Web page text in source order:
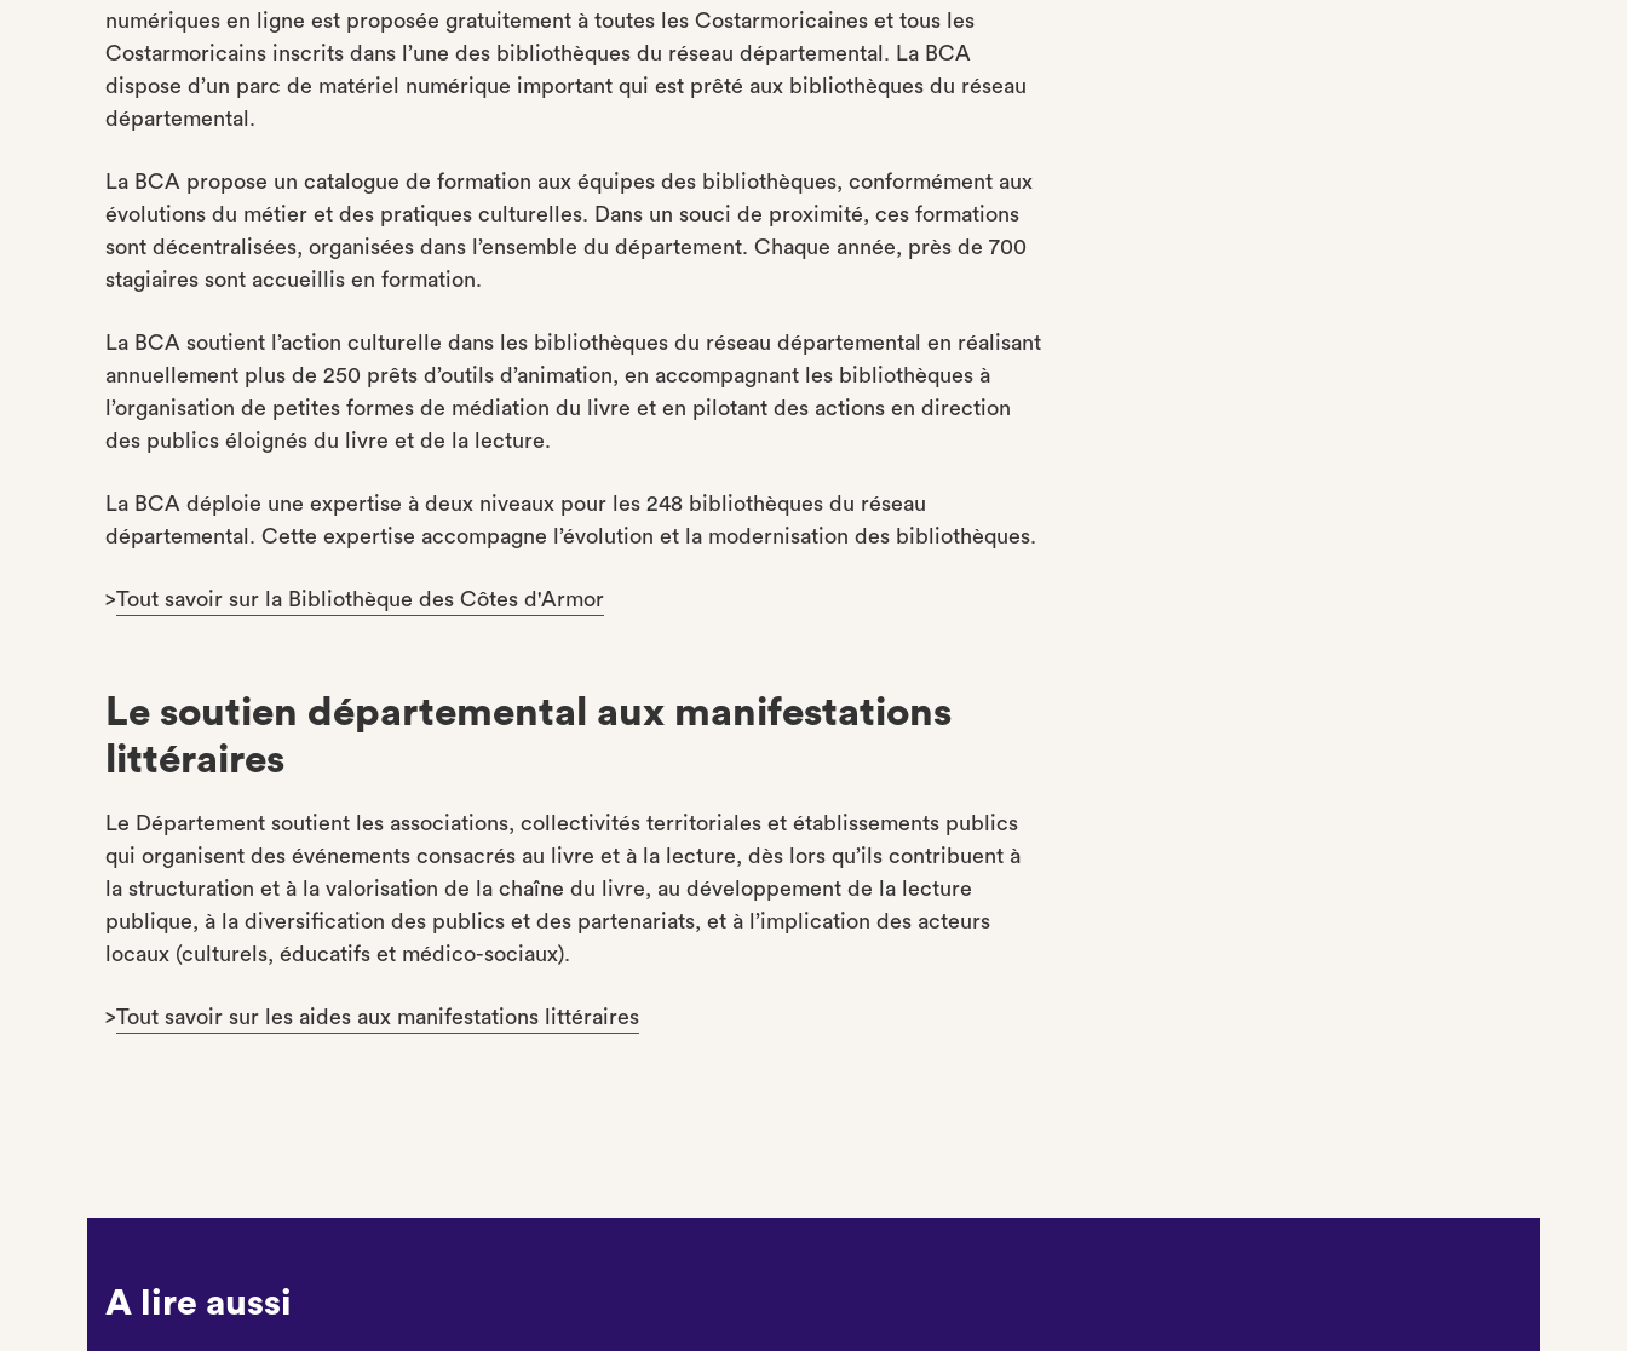
numériques en ligne est proposée gratuitement à toutes les Costarmoricaines et tous les
Costarmoricains inscrits dans l’une des bibliothèques du réseau départemental. La BCA
dispose d’un parc de matériel numérique important qui est prêté aux bibliothèques du réseau
départemental.
La BCA propose un catalogue de formation aux équipes des bibliothèques, conformément aux
évolutions du métier et des pratiques culturelles. Dans un souci de proximité, ces formations
sont décentralisées, organisées dans l’ensemble du département. Chaque année, près de 700
stagiaires sont accueillis en formation.
La BCA soutient l’action culturelle dans les bibliothèques du réseau départemental en réalisant
annuellement plus de 250 prêts d’outils d’animation, en accompagnant les bibliothèques à
l’organisation de petites formes de médiation du livre et en pilotant des actions en direction
des publics éloignés du livre et de la lecture.
La BCA déploie une expertise à deux niveaux pour les 248 bibliothèques du réseau
départemental. Cette expertise accompagne l’évolution et la modernisation des bibliothèques.
>Tout savoir sur la Bibliothèque des Côtes d'Armor
Le soutien départemental aux manifestations
littéraires
Le Département soutient les associations, collectivités territoriales et établissements publics
qui organisent des événements consacrés au livre et à la lecture, dès lors qu’ils contribuent à
la structuration et à la valorisation de la chaîne du livre, au développement de la lecture
publique, à la diversification des publics et des partenariats, et à l’implication des acteurs
locaux (culturels, éducatifs et médico-sociaux).
>Tout savoir sur les aides aux manifestations littéraires
A lire aussi